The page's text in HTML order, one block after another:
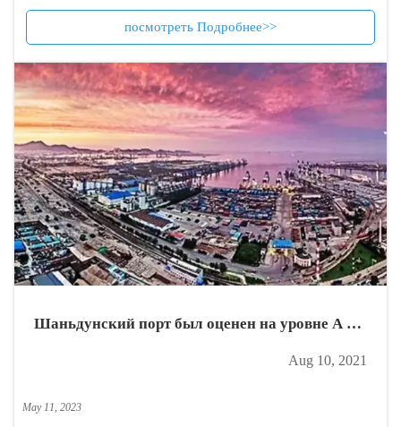
посмотреть Подробнее>>
Шаньдунский порт был оценен на уровне A в
провинциальным предприятием в 2020 году.
Aug 10, 2021
May 11, 2023